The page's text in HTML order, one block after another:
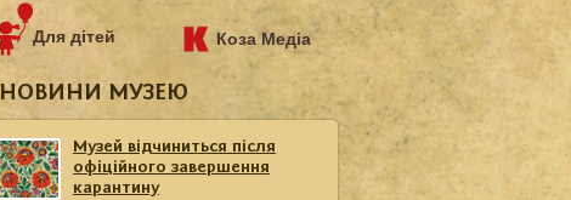
Для дітей Коза Медіа
НОВИНИ МУЗЕЮ
Музей відчиниться після
офіційного завершення
карантину